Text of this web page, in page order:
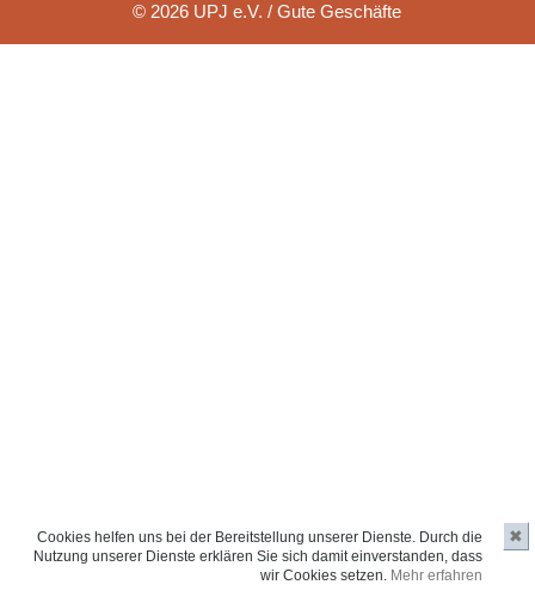
© 2026 UPJ e.V. / Gute Geschäfte
Cookies helfen uns bei der Bereitstellung unserer Dienste. Durch die
Nutzung unserer Dienste erklären Sie sich damit einverstanden, dass
wir Cookies setzen. Mehr erfahren
✖